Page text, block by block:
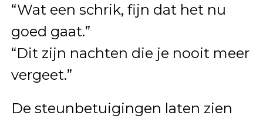
“Wat een schrik, fijn dat het nu
goed gaat.”
“Dit zijn nachten die je nooit meer
vergeet.”
De steunbetuigingen laten zien